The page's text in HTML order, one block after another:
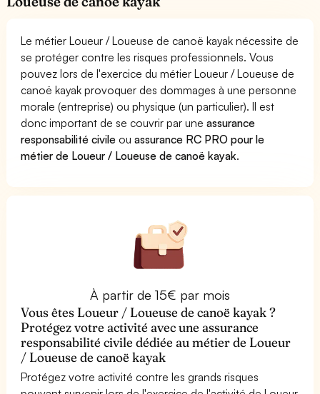
Le métier Loueur / Loueuse de canoë kayak nécessite de
se protéger contre les risques professionnels. Vous
pouvez lors de l'exercice du métier Loueur / Loueuse de
canoë kayak provoquer des dommages à une personne
morale (entreprise) ou physique (un particulier). Il est
donc important de se couvrir par uneassurance
responsabilité civile ouassurance RC PRO pour le
métier de Loueur / Loueuse de canoë kayak.
À partir de 15€ par mois
Vous êtes Loueur / Loueuse de canoë kayak ?
Protégez votre activité avec une assurance
responsabilité civile dédiée au métier de Loueur
/ Loueuse de canoë kayak
Protégez votre activité contre les grands risques